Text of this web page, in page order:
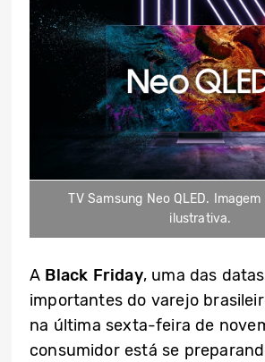
TV Samsung Neo QLED.
ilustrativa.
A Black Friday, uma das
importantes do varejo
na última sexta-feira de
consumidor está se